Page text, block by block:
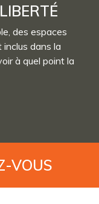
des espaces
dans la
à quel point la
VOUS